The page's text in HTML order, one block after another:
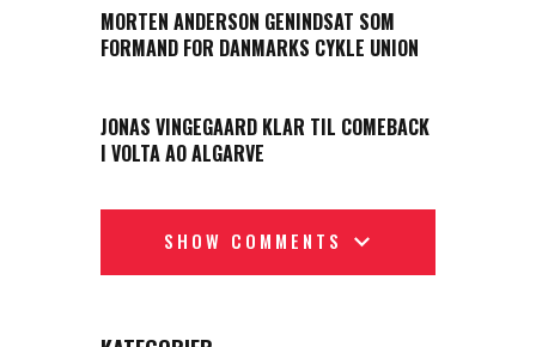
MORTEN ANDERSON GENINDSAT SOM
FORMAND FOR DANMARKS CYKLE UNION
JONAS VINGEGAARD KLAR TIL COMEBACK
I VOLTA AO ALGARVE
SHOW COMMENTS